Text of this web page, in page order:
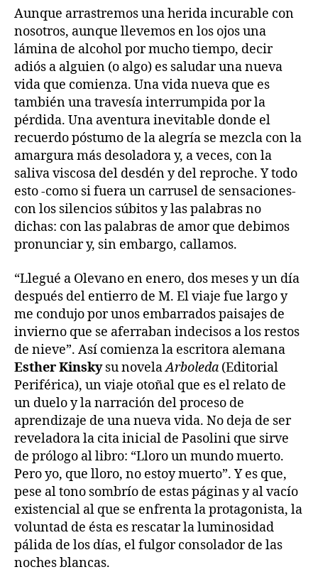
Aunque arrastremos una herida incurable con
nosotros, aunque llevemos en los ojos una
lámina de alcohol por mucho tiempo, decir
adiós a alguien (o algo) es saludar una nueva
vida que comienza. Una vida nueva que es
también una travesía interrumpida por la
pérdida. Una aventura inevitable donde el
recuerdo póstumo de la alegría se mezcla con la
amargura más desoladora y, a veces, con la
saliva viscosa del desdén y del reproche. Y todo
esto -como si fuera un carrusel de sensaciones-
con los silencios súbitos y las palabras no
dichas: con las palabras de amor que debimos
pronunciar y, sin embargo, callamos.
“Llegué a Olevano en enero, dos meses y un día
después del entierro de M. El viaje fue largo y
me condujo por unos embarrados paisajes de
invierno que se aferraban indecisos a los restos
de nieve”. Así comienza la escritora alemana
Esther Kinskysu novelaArboleda (Editorial
Periférica), un viaje otoñal que es el relato de
un duelo y la narración del proceso de
aprendizaje de una nueva vida. No deja de ser
reveladora la cita inicial de Pasolini que sirve
de prólogo al libro: “Lloro un mundo muerto.
Pero yo, que lloro, no estoy muerto”. Y es que,
pese al tono sombrío de estas páginas y al vacío
existencial al que se enfrenta la protagonista, la
voluntad de ésta es rescatar la luminosidad
pálida de los días, el fulgor consolador de las
noches blancas.